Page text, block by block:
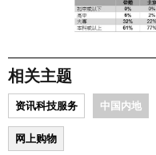
相关主题
资讯科技服务 中国内地
网上购物